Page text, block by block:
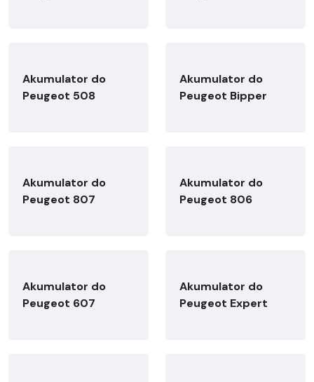
Akumulator do
Peugeot 508
Akumulator do
Peugeot Bipper
Akumulator do
Peugeot 807
Akumulator do
Peugeot 806
Akumulator do
Peugeot 607
Akumulator do
Peugeot Expert